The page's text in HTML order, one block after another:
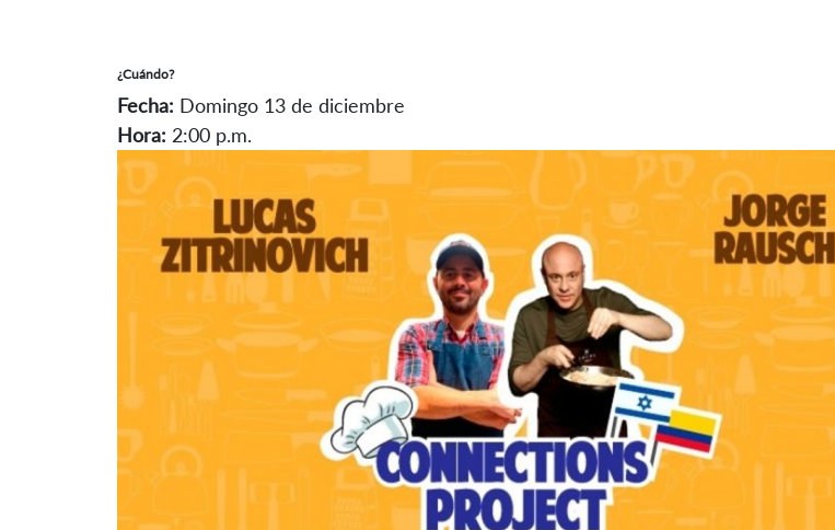
¿Cuándo?
Fecha: Domingo 13 de diciembre
Hora: 2:00 p.m.